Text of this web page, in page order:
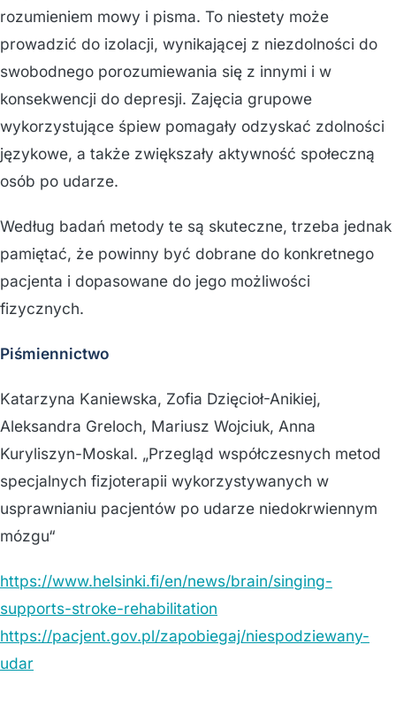
rozumieniem mowy i pisma. To niestety może
prowadzić do izolacji, wynikającej z niezdolności do
swobodnego porozumiewania się z innymi i w
konsekwencji do depresji. Zajęcia grupowe
wykorzystujące śpiew pomagały odzyskać zdolności
językowe, a także zwiększały aktywność społeczną
osób po udarze.
Według badań metody te są skuteczne, trzeba jednak
pamiętać, że powinny być dobrane do konkretnego
pacjenta i dopasowane do jego możliwości
fizycznych.
Piśmiennictwo
Katarzyna Kaniewska, Zofia Dzięcioł-Anikiej,
Aleksandra Greloch, Mariusz Wojciuk, Anna
Kuryliszyn-Moskal. „Przegląd współczesnych metod
specjalnych fizjoterapii wykorzystywanych w
usprawnianiu pacjentów po udarze niedokrwiennym
mózgu“
https://www.helsinki.fi/en/news/brain/singing-
supports-stroke-rehabilitation
https://pacjent.gov.pl/zapobiegaj/niespodziewany-
udar